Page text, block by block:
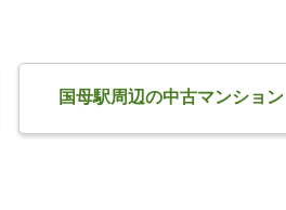
国母駅周辺の中古マンション